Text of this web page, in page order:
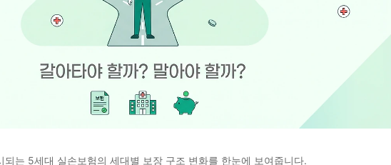
되는 5세대 실손보험의 세대별 보장 구조 변화를 한눈에 보여줍니다.